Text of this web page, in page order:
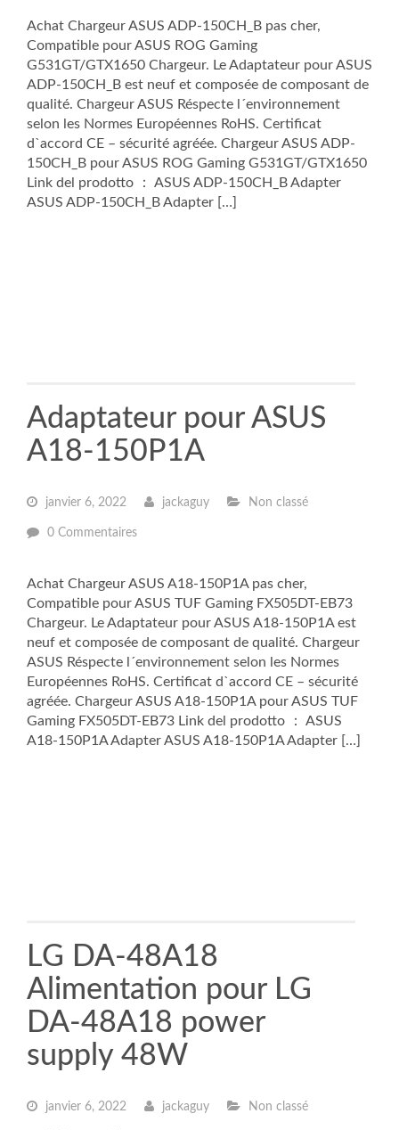
Achat Chargeur ASUS ADP-150CH_B pas cher,
Compatible pour ASUS ROG Gaming
G531GT/GTX1650 Chargeur. Le Adaptateur pour ASUS
ADP-150CH_B est neuf et composée de composant de
qualité. Chargeur ASUS Réspecte l´environnement
selon les Normes Européennes RoHS. Certificat
d`accord CE – sécurité agréée. Chargeur ASUS ADP-
150CH_B pour ASUS ROG Gaming G531GT/GTX1650
Link del prodotto ： ASUS ADP-150CH_B Adapter
ASUS ADP-150CH_B Adapter […]
Adaptateur pour ASUS
A18-150P1A
janvier 6, 2022 jackaguy Non classé
0 Commentaires
Achat Chargeur ASUS A18-150P1A pas cher,
Compatible pour ASUS TUF Gaming FX505DT-EB73
Chargeur. Le Adaptateur pour ASUS A18-150P1A est
neuf et composée de composant de qualité. Chargeur
ASUS Réspecte l´environnement selon les Normes
Européennes RoHS. Certificat d`accord CE – sécurité
agréée. Chargeur ASUS A18-150P1A pour ASUS TUF
Gaming FX505DT-EB73 Link del prodotto ： ASUS
A18-150P1A Adapter ASUS A18-150P1A Adapter […]
LG DA-48A18
Alimentation pour LG
DA-48A18 power
supply 48W
janvier 6, 2022 jackaguy Non classé